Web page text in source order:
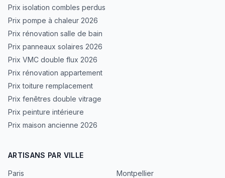
Prix isolation combles perdus
Prix pompe à chaleur 2026
Prix rénovation salle de bain
Prix panneaux solaires 2026
Prix VMC double flux 2026
Prix rénovation appartement
Prix toiture remplacement
Prix fenêtres double vitrage
Prix peinture intérieure
Prix maison ancienne 2026
ARTISANS PAR VILLE
Paris
Montpellier